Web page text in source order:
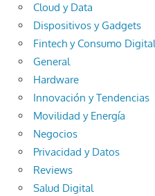
Cloud y Data
Dispositivos y Gadgets
Fintech y Consumo Digital
General
Hardware
Innovación y Tendencias
Movilidad y Energía
Negocios
Privacidad y Datos
Reviews
Salud Digital